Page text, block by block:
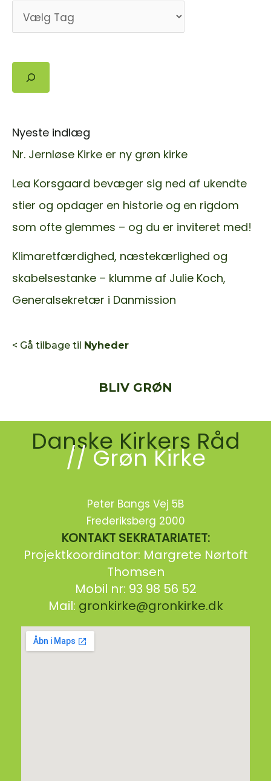
Søg
Nyeste indlæg
Nr. Jernløse Kirke er ny grøn kirke
Lea Korsgaard bevæger sig ned af ukendte
stier og opdager en historie og en rigdom
som ofte glemmes – og du er inviteret med!
Klimaretfærdighed, næstekærlighed og
skabelsestanke – klumme af Julie Koch,
Generalsekretær i Danmission
< Gå tilbage til Nyheder
BLIV GRØN
Danske Kirkers Råd
// Grøn Kirke
Peter Bangs Vej 5B
Frederiksberg 2000
KONTAKT SEKRATARIATET:
Projektkoordinator: Margrete Nørtoft
Thomsen
Mobil nr: 93 98 56 52
Mail: gronkirke@gronkirke.dk